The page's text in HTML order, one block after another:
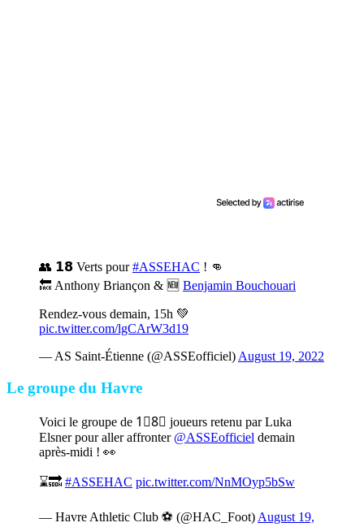
👥 𝟭𝟴 Verts pour#ASSEHAC ! 👊
🔙 Anthony Briançon & 🆕 Benjamin Bouchouari
Rendez-vous demain, 15h 💚
pic.twitter.com/lgCArW3d19
— AS Saint-Étienne (@ASSEofficiel) August 19, 2022
Le groupe du Havre
Voici le groupe de 1⃣8⃣ joueurs retenu par Luka
Elsner pour aller affronter @ASSEofficiel demain
après-midi ! 👀
⌛️🔜 #ASSEHAC pic.twitter.com/NnMOyp5bSw
— Havre Athletic Club ⚽️ (@HAC_Foot) August 19,